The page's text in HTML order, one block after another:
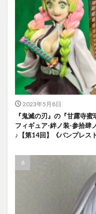
2023年5月8日
『鬼滅の刃』の『甘露寺
フィギュア-絆ノ装-参拾肆
♪【第14回】《バンプレス